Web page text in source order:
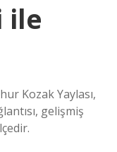
ile
Kozak Yaylası,
gelişmiş